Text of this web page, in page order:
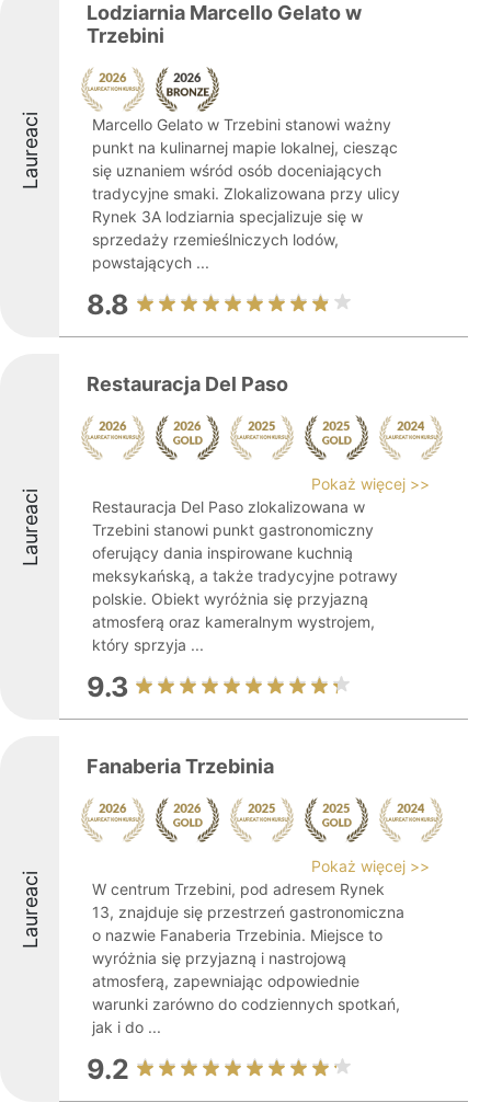
Laureaci
Lodziarnia Marcello Gelato w
Trzebini
Marcello Gelato w Trzebini stanowi ważny
punkt na kulinarnej mapie lokalnej, ciesząc
się uznaniem wśród osób doceniających
tradycyjne smaki. Zlokalizowana przy ulicy
Rynek 3A lodziarnia specjalizuje się w
sprzedaży rzemieślniczych lodów,
powstających ...
8.8
Laureaci
Restauracja Del Paso
Pokaż więcej >>
Restauracja Del Paso zlokalizowana w
Trzebini stanowi punkt gastronomiczny
oferujący dania inspirowane kuchnią
meksykańską, a także tradycyjne potrawy
polskie. Obiekt wyróżnia się przyjazną
atmosferą oraz kameralnym wystrojem,
który sprzyja ...
9.3
Laureaci
Fanaberia Trzebinia
Pokaż więcej >>
W centrum Trzebini, pod adresem Rynek
13, znajduje się przestrzeń gastronomiczna
o nazwie Fanaberia Trzebinia. Miejsce to
wyróżnia się przyjazną i nastrojową
atmosferą, zapewniając odpowiednie
warunki zarówno do codziennych spotkań,
jak i do ...
9.2